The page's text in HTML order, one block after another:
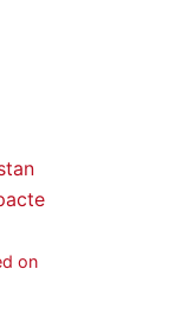
on